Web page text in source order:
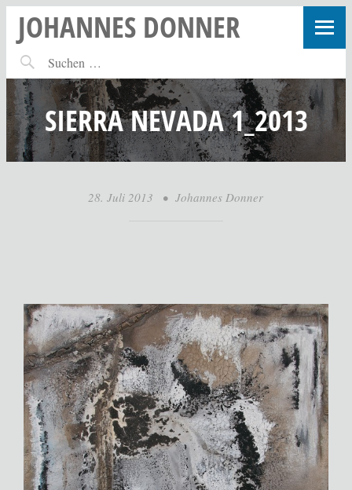
JOHANNES DONNER
SIERRA NEVADA 1_2013
28. Juli 2013 • Johannes Donner